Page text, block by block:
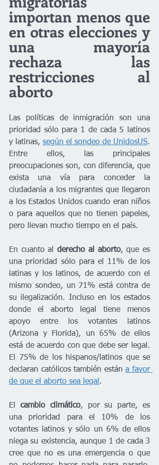
importan menos que
en otras elecciones y
una mayoría
rechaza las
restricciones al
aborto
Las políticas de inmigración son una
prioridad sólo para 1 de cada 5 latinos
y latinas, según el sondeo de UnidosUS.
Entre ellos, las principales
preocupaciones son, con diferencia, que
exista una vía para conceder la
ciudadanía a los migrantes que llegaron
a los Estados Unidos cuando eran niños
o para aquellos que no tienen papeles,
pero llevan mucho tiempo en el país.
En cuanto al derecho al aborto, que es
una prioridad sólo para el 11% de los
latinas y los latinos, de acuerdo con el
mismo sondeo, un 71% está contra de
su ilegalización. Incluso en los estados
donde el aborto legal tiene menos
apoyo entre los votantes latinos
(Arizona y Florida), un 65% de ellos
está de acuerdo con que debe ser legal.
El 75% de los hispanos/latinos que se
declaran católicos también están a favor
de que el aborto sea legal .
El cambio climático, por su parte, es
una prioridad para el 10% de los
votantes latinos y sólo un 6% de ellos
niega su existencia, aunque 1 de cada 3
cree que no es una emergencia o que